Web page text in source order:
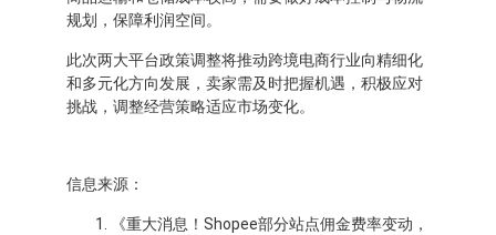
规划，保障利润空间。
此次两大平台政策调整将推动跨境电商行业向精细化
和多元化方向发展，卖家需及时把握机遇，积极应对
挑战，调整经营策略适应市场变化。
信息来源：
《重大消息！Shopee部分站点佣金费率变动，